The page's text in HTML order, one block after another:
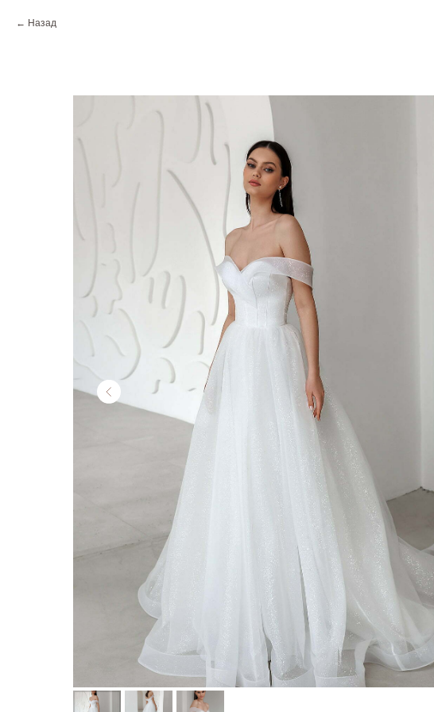
Назад